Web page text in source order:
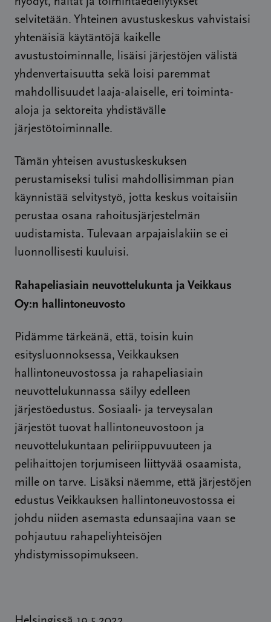
selvitetään. Yhteinen avustuskeskus vahvistaisi
yhtenäisiä käytäntöjä kaikelle
avustustoiminnalle, lisäisi järjestöjen välistä
yhdenvertaisuutta sekä loisi paremmat
mahdollisuudet laaja-alaiselle, eri toiminta-
aloja ja sektoreita yhdistävälle
järjestötoiminnalle.
Tämän yhteisen avustuskeskuksen
perustamiseksi tulisi mahdollisimman pian
käynnistää selvitystyö, jotta keskus voitaisiin
perustaa osana rahoitusjärjestelmän
uudistamista. Tulevaan arpajaislakiin se ei
luonnollisesti kuuluisi.
Rahapeliasiain neuvottelukunta ja Veikkaus
Oy:n hallintoneuvosto
Pidämme tärkeänä, että, toisin kuin
esitysluonnoksessa, Veikkauksen
hallintoneuvostossa ja rahapeliasiain
neuvottelukunnassa säilyy edelleen
järjestöedustus. Sosiaali- ja terveysalan
järjestöt tuovat hallintoneuvostoon ja
neuvottelukuntaan peliriippuvuuteen ja
pelihaittojen torjumiseen liittyvää osaamista,
mille on tarve. Lisäksi näemme, että järjestöjen
edustus Veikkauksen hallintoneuvostossa ei
johdu niiden asemasta edunsaajina vaan se
pohjautuu rahapeliyhteisöjen
yhdistymissopimukseen.